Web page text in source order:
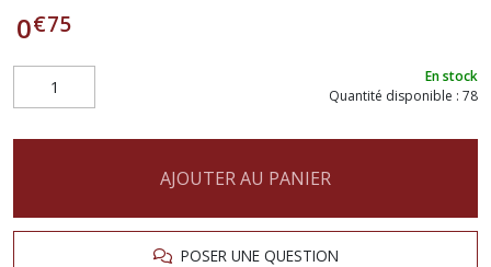
0€75
En stock
Quantité disponible : 78
AJOUTER AU PANIER
POSER UNE QUESTION